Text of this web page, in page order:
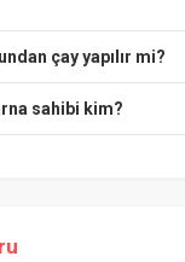
çay yapılır mi?
sahibi kim?